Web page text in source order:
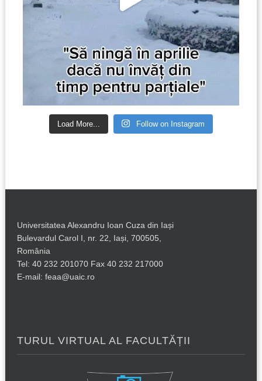
Load More... Follow on Instagram
Universitatea Alexandru Ioan Cuza din Iași
Bulevardul Carol I, nr. 22, Iași, 700505,
România
Tel: 40 232 201070 Fax 40 232 217000
E-mail: feaa@uaic.ro
TURUL VIRTUAL AL FACULTĂȚII